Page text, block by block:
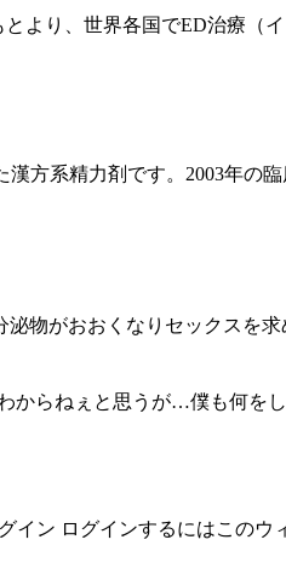
より、世界各国でED治療（
方系精力剤です。2003年の
物がおおくなりセックスを求
らねぇと思うが…僕も何を
ン ログインするにはこのウ